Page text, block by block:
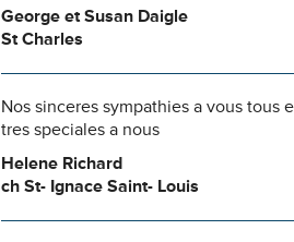
George et Susan Daigle
St Charles
Nos sinceres sympathies a vous tous
tres speciales a nous
Helene Richard
ch St- Ignace Saint- Louis